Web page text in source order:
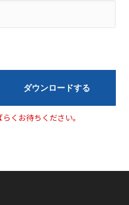
くお待ちください。